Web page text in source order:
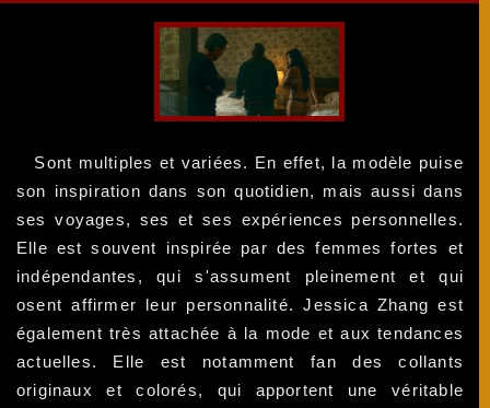
Sont multiples et variées. En effet, la modèle puise
son inspiration dans son quotidien, mais aussi dans
ses voyages, ses et ses expériences personnelles.
Elle est souvent inspirée par des femmes fortes et
indépendantes, qui s'assument pleinement et qui
osent affirmer leur personnalité. Jessica Zhang est
également très attachée à la mode et aux tendances
actuelles. Elle est notamment fan des collants
originaux et colorés, qui apportent une véritable